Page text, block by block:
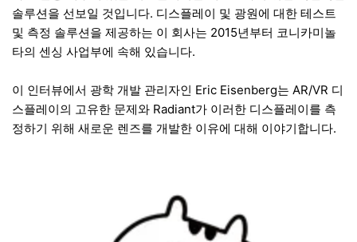
솔루션을 선보일 것입니다. 디스플레이 및 광원에 대한 테스트
및 측정 솔루션을 제공하는 이 회사는 2015년부터 코니카미놀
타의 센싱 사업부에 속해 있습니다.
이 인터뷰에서 광학 개발 관리자인 Eric Eisenberg는 AR/VR 디
스플레이의 고유한 문제와 Radiant가 이러한 디스플레이를 측
정하기 위해 새로운 렌즈를 개발한 이유에 대해 이야기합니다.